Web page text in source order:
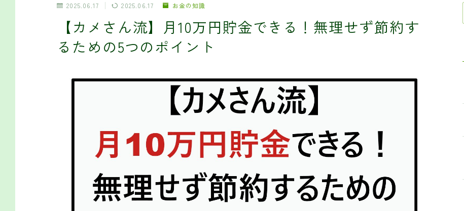
2025.06.17 2025.06.17 お金の知識
【カメさん流】月10万円貯金できる！無理せず節約す
るための5つのポイント